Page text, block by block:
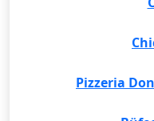
Pizzeria